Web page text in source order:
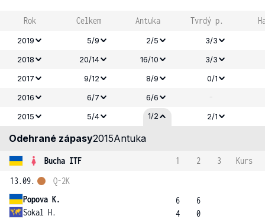
Rok Celkem Antuka Tvrdý p.
2019 5/9 2/5
3/3
2018
20/14 16/10
3/3
2017
9/12 8/9
0/1
2016
6/7 6/6 -
2015 5/4 1/2 2/1
Odehrané zápasy2015Antuka
Bucha ITF 1 2 3
Kurs
13.09.
Popova K.
Sokal H.
Q-2K
6
4
6
0